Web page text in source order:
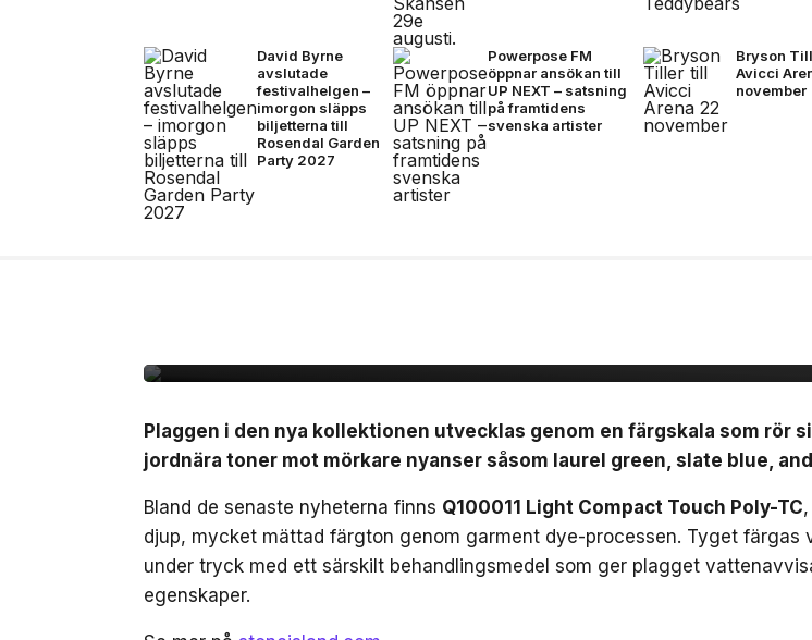
David Byrne
avslutade
festivalhelgen –
imorgon släpps
biljetterna till
Rosendal Garden
Party 2027
Powerpose FM
öppnar ansökan till
UP NEXT – satsning
på framtidens
svenska artister
Bryson
Avicci
november
Plaggen i den nya kollektionen utvecklas genom en färgskala som rör
jordnära toner mot mörkare nyanser såsom laurel green, slate blue,
Bland de senaste nyheterna finns Q100011 Light Compact Touch Poly-TC
djup, mycket mättad färgton genom garment dye-processen. Tyget färgas
under tryck med ett särskilt behandlingsmedel som ger plagget
egenskaper.